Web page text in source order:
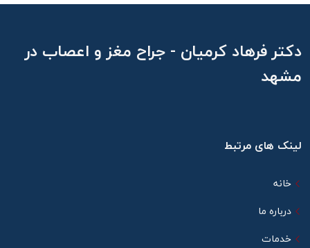
دکتر فرهاد کرمیان - جراح مغز و اعصاب در
مشهد
لینک های مرتبط
خانه
درباره ما
خدمات